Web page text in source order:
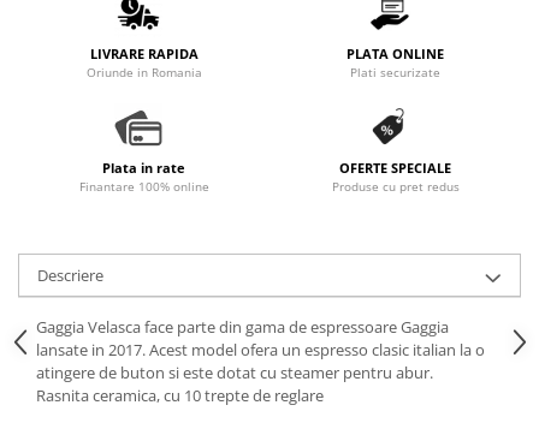
LIVRARE RAPIDA
Oriunde in Romania
PLATA ONLINE
Plati securizate
Plata in rate
Finantare 100% online
OFERTE SPECIALE
Produse cu pret redus
Descriere
Gaggia Velasca face parte din gama de espressoare Gaggia
lansate in 2017. Acest model ofera un espresso clasic italian la o
atingere de buton si este dotat cu steamer pentru abur.
Rasnita ceramica, cu 10 trepte de reglare